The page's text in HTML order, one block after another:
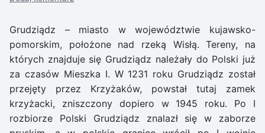
Grudziądz – miasto w województwie kujawsko-
pomorskim, położone nad rzeką Wisłą. Tereny, na
których znajduje się Grudziądz należały do Polski już
za czasów Mieszka I. W 1231 roku Grudziądz został
przejęty przez Krzyżaków, powstał tutaj zamek
krzyżacki, zniszczony dopiero w 1945 roku. Po I
rozbiorze Polski Grudziądz znalazł się w zaborze